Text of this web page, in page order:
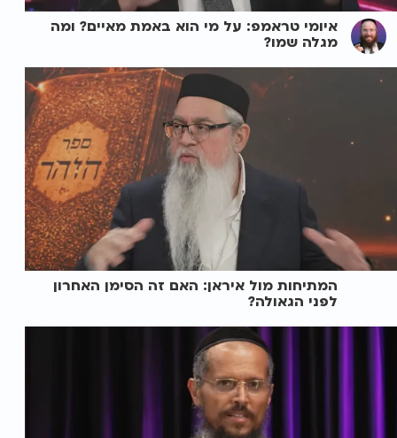
איומי טראמפ: על מי הוא באמת מאיים? ומה
מגלה שמו?
המתיחות מול איראן: האם זה הסימן האחרון
לפני הגאולה?